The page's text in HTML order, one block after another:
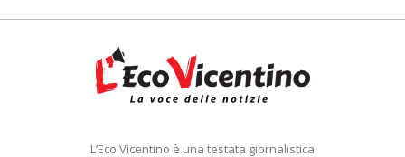
L’Eco Vicentino è una testata giornalistica